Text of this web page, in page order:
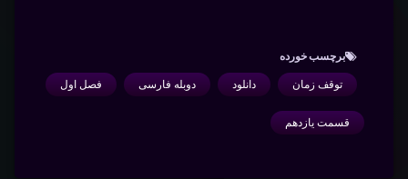
برچسب‌ خورده
توقف زمان دانلود دوبله فارسی فصل اول
قسمت یازدهم